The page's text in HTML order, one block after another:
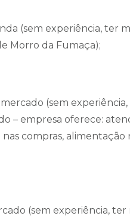
(sem experiência, ter
Morro da Fumaça);
(sem
– empresa oferece:
compras, alimentação
(sem experiência, ter